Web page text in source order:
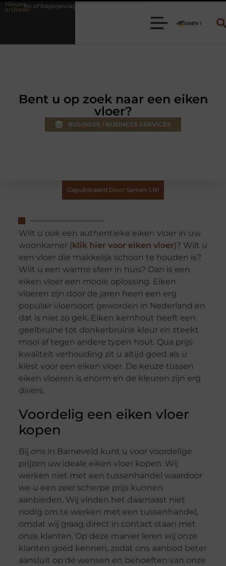
Nieuwe
artikelenhuren? Kies de juiste aanhanger voor jouw klus
Bent u op zoek naar een eiken
vloer?
BUSINESS / BUSINESS SERVICES
Gepubliceerd Door Samen 1.nl
Wilt u ook een authentieke eiken vloer in uw
woonkamer (klik hier voor eiken vloer)? Wilt u
een vloer die makkelijk schoon te houden is?
Wilt u een warme sfeer in huis? Dan is een
eiken vloer een mooie oplossing. Eiken
vloeren zijn door de jaren heen een erg
populair vloersoort geworden in Nederland en
dat is niet zo gek. Eiken kernhout heeft een
geelbruine tot donkerbruine kleur en steekt
mooi af tegen andere typen hout. Qua prijs-
kwaliteit verhouding zit u altijd goed als u
kiest voor een eiken vloer. De keuze tussen
eiken vloeren is enorm en de kleuren zijn erg
divers.
Voordelig een eiken vloer
kopen
Bij ons in Barneveld kunt u voor voordelige
prijzen uw ideale eiken vloer kopen. Wij
werken niet met een tussenhandel waardoor
we u een zeer scherpe prijs kunnen
aanbieden. Wij vinden het daarnaast niet
nodig om te werken met een tussenhandel,
omdat wij graag direct in contact staan met
onze klanten. Op deze manier leren wij onze
klanten goed kennen, zodat ons aanbod beter
aansluit op de wensen en behoeften van onze